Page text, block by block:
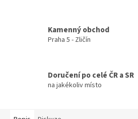
Kamenný obchod
Praha 5 - Zličín
Doručení po celé ČR a SR
na jakékoliv místo